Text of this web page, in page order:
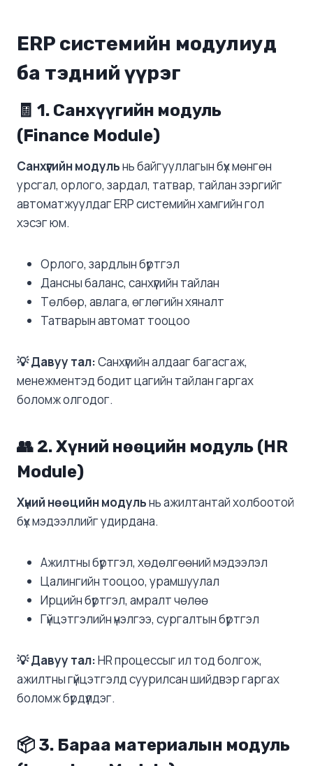
ERP системийн модулиуд
ба тэдний үүрэг
🧾 1. Санхүүгийн модуль
(Finance Module)
Санхүүгийн модульнь байгууллагын бүх мөнгөн
урсгал, орлого, зардал, татвар, тайлан зэргийг
автоматжуулдаг ERP системийн хамгийн гол
хэсэг юм.
Орлого, зардлын бүртгэл
Дансны баланс, санхүүгийн тайлан
Төлбөр, авлага, өглөгийн хяналт
Татварын автомат тооцоо
💡 Давуу тал:Санхүүгийн алдааг багасгаж,
менежментэд бодит цагийн тайлан гаргах
боломж олгодог.
👥 2. Хүний нөөцийн модуль (HR
Module)
Хүний нөөцийн модульнь ажилтантай холбоотой
бүх мэдээллийг удирдана.
Ажилтны бүртгэл, хөдөлгөөний мэдээлэл
Цалингийн тооцоо, урамшуулал
Ирцийн бүртгэл, амралт чөлөө
Гүйцэтгэлийн үнэлгээ, сургалтын бүртгэл
💡 Давуу тал:HR процессыг ил тод болгож,
ажилтны гүйцэтгэлд суурилсан шийдвэр гаргах
боломж бүрдүүлдэг.
📦 3. Бараа материалын модуль